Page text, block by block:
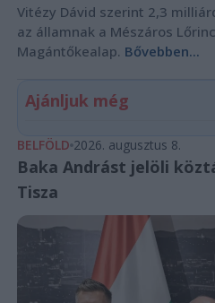
Vitézy Dávid szerint 2,3
az államnak a Mészáros
Magántőkealap. Bővebben...
Ajánljuk még
BELFÖLD 2026. augusztus 8.
Baka Andrást jelöli
Tisza